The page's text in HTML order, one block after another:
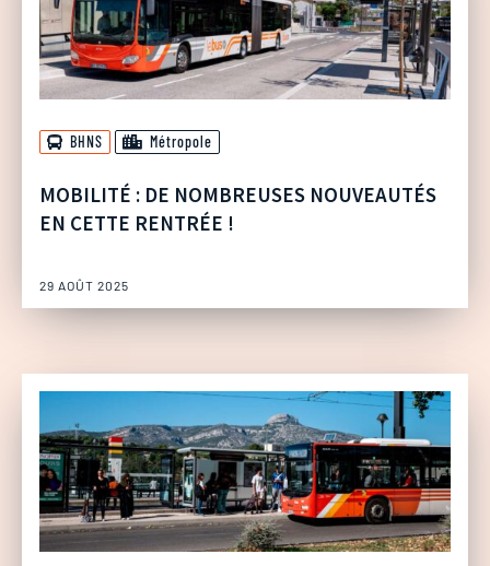
BHNS Métropole
MOBILITÉ : DE NOMBREUSES NOUVEAUTÉS
EN CETTE RENTRÉE !
29 AOÛT 2025